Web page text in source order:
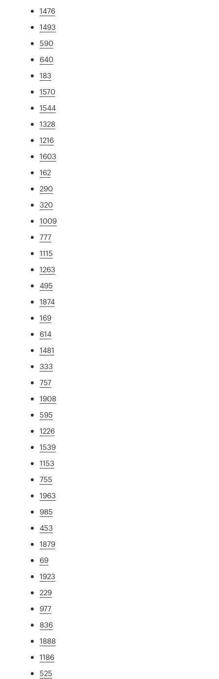
1476
1493
590
640
183
1570
1544
1328
1216
1603
162
290
320
1009
777
1115
1263
495
1874
169
614
1481
333
757
1908
595
1226
1539
1153
755
1963
985
453
1879
69
1923
229
977
836
1888
1186
525